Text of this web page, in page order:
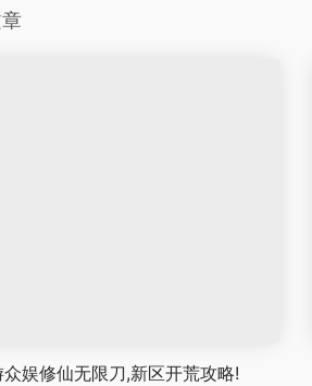
娱修仙无限刀,新区开荒攻略!